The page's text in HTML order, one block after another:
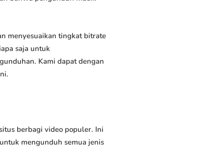
menyesuaikan tingkat bitrate
saja untuk
Kami dapat dengan
berbagi video populer. Ini
mengunduh semua jenis